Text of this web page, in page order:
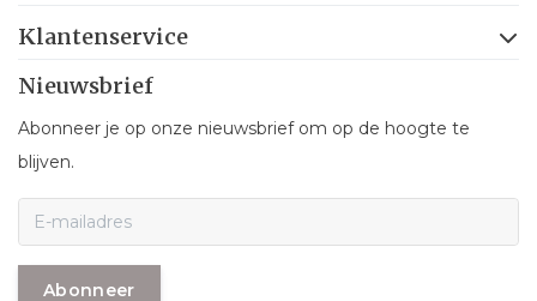
Klantenservice
Nieuwsbrief
Abonneer je op onze nieuwsbrief om op de hoogte te
blijven.
Abonneer